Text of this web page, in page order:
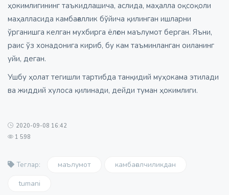
ҳокимлигининг таъкидлашича, аслида, маҳалла оқсоқоли
маҳалласида камбағаллик бўйича қилинган ишларни
ўрганишга келган мухбирга ёлғон маълумот берган. Яъни,
раис ўз хонадонига кириб, бу кам таъминланган оиланинг
уйи, деган.
Ушбу ҳолат тегишли тартибда танқидий муҳокама этилади
ва жиддий хулоса қилинади, дейди туман ҳокимлиги.
2020-09-08 16:42
1 598
Теглар: маълумот
камбағалчиликдан
tumani